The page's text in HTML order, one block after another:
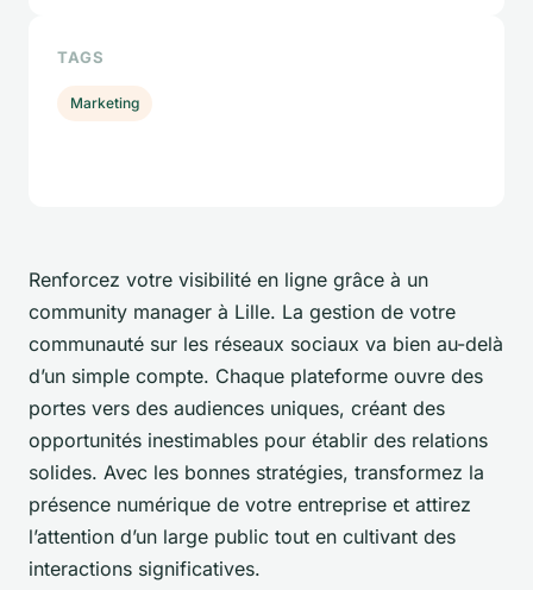
Renforcez votre visibilité en ligne grâce à un
community manager à Lille. La gestion de votre
communauté sur les réseaux sociaux va bien au-delà
d’un simple compte. Chaque plateforme ouvre des
portes vers des audiences uniques, créant des
opportunités inestimables pour établir des relations
solides. Avec les bonnes stratégies, transformez la
présence numérique de votre entreprise et attirez
l’attention d’un large public tout en cultivant des
interactions significatives.
TAGS
Marketing